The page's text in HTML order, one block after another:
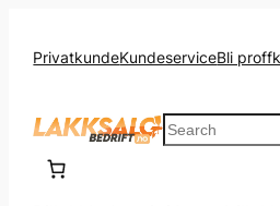
PrivatkundeKundeserviceBli
Search